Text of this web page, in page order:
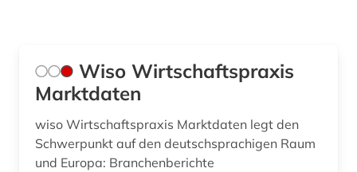
Wiso Wirtschaftspraxis
Marktdaten
wiso Wirtschaftspraxis Marktdaten legt den
Schwerpunkt auf den deutschsprachigen Raum
und Europa: Branchenberichte